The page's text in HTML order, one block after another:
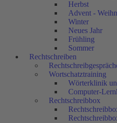
Herbst
Advent -
Winter
Neues Jahr
Frühling
Sommer
Rechtschreiben
Wortschatztraining
Wörterklinik
Computer-
Rechtschreibbox